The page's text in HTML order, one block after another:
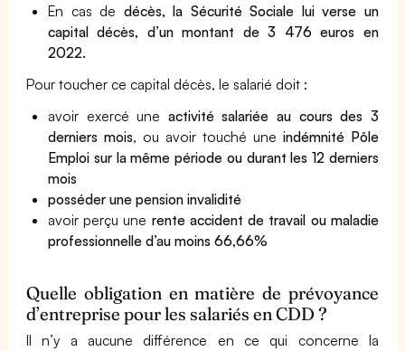
En cas de décès, la Sécurité Sociale lui verse un
capital décès, d’un montant de 3 476 euros en
2022.
Pour toucher ce capital décès, le salarié doit :
avoir exercé une activité salariée au cours des 3
derniers mois, ou avoir touché une indémnité Pôle
Emploi sur la même période ou durant les 12 derniers
mois
posséder une pension invalidité
avoir perçu une rente accident de travail ou maladie
professionnelle d’au moins 66,66%
Quelle obligation en matière de prévoyance
d’entreprise pour les salariés en CDD ?
Il n’y a aucune différence en ce qui concerne la